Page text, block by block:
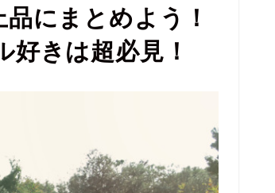
にまとめよう！
きは超必見！